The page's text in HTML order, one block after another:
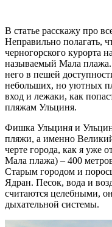
В статье расскажу про
Неправильно полагать,
черногорского курорта
называемый Мала
него в пешей
небольших, но уютных
вход и лежаки, как
пляжам Ульциня.
Фишка Ульциня и
пляжи, а именно
черте города, как я уже
Мала плажа) – 400
Старым городом и
Ядран. Песок, вода и
считаются целебными,
дыхательной системы.